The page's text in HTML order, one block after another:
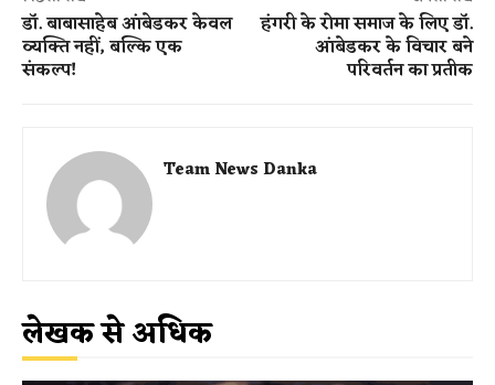
डॉ. बाबासाहेब आंबेडकर केवल
व्यक्ति नहीं, बल्कि एक
संकल्प!
हंगरी के रोमा समाज के लिए डॉ.
आंबेडकर के विचार बने
परिवर्तन का प्रतीक
Team News Danka
लेखक से अधिक